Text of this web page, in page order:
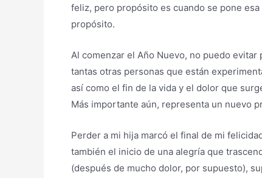
feliz, pero propósito es cuando se pone
propósito.
Al comenzar el Año Nuevo, no puedo
tantas otras personas que están
así como el fin de la vida y el dolor que
Más importante aún, representa un nuevo
Perder a mi hija marcó el final de mi
también el inicio de una alegría que
(después de mucho dolor, por supuesto),